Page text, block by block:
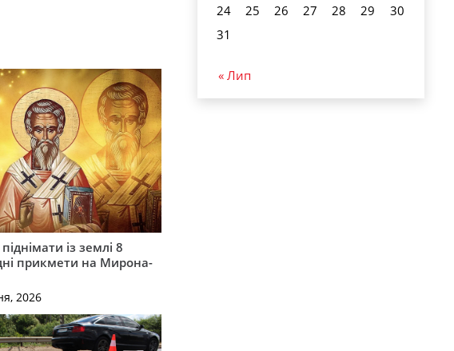
із землі 8
прикмети на Мирона-
2026
24
25 26 27 28 29
30
31
« Лип